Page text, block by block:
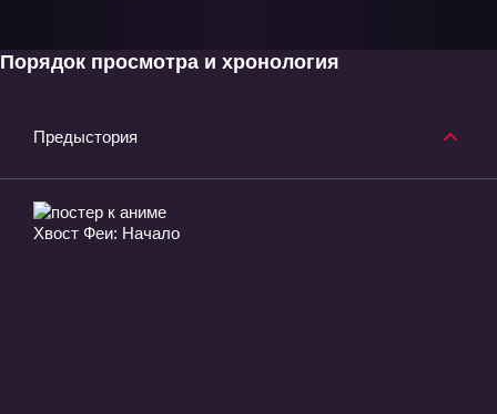
Порядок просмотра и хронология
Предыстория